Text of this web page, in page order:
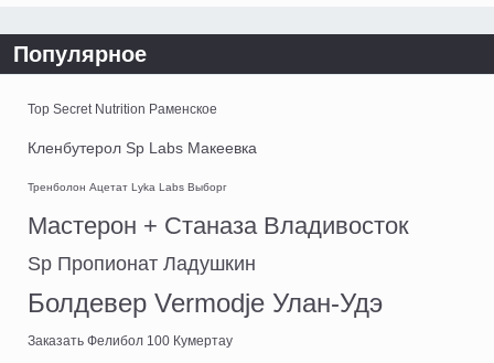
Популярное
Top Secret Nutrition Раменское
Кленбутерол Sp Labs Макеевка
Тренболон Ацетат Lyka Labs Выборг
Мастерон + Станаза Владивосток
Sp Пропионат Ладушкин
Болдевер Vermodje Улан-Удэ
Заказать Фелибол 100 Кумертау